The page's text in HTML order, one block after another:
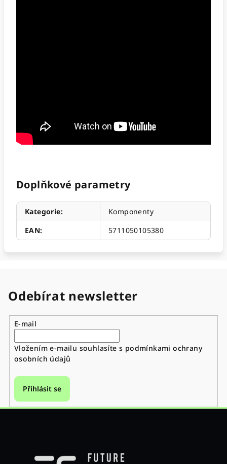
Doplňkové parametry
Kategorie:
Komponenty
EAN: 5711050105380
Odebírat newsletter
E-mail
Vložením e-mailu souhlasíte s podmínkami ochrany
osobních údajů
Přihlásit se